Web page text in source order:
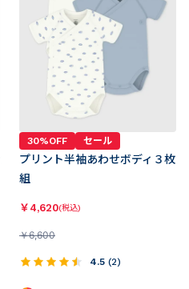
30%OFF セール
プリント半袖あわせボディ３枚
組
￥ 4,620(税込)
￥6,600
4.5 (2)